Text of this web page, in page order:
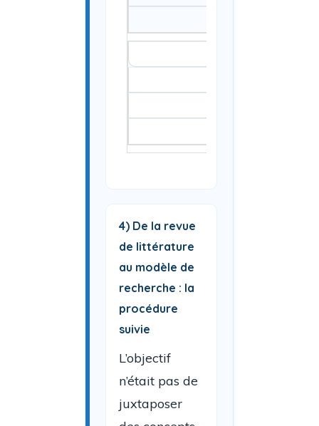
4) De la revue
de littérature
au modèle de
recherche : la
procédure
suivie
L’objectif
n’était pas de
juxtaposer